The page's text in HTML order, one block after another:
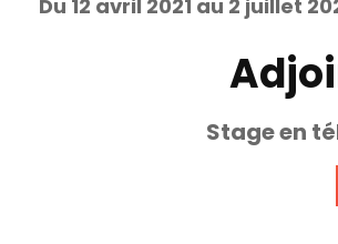
Du 12 avril 2021 au 2 juillet
Stage en